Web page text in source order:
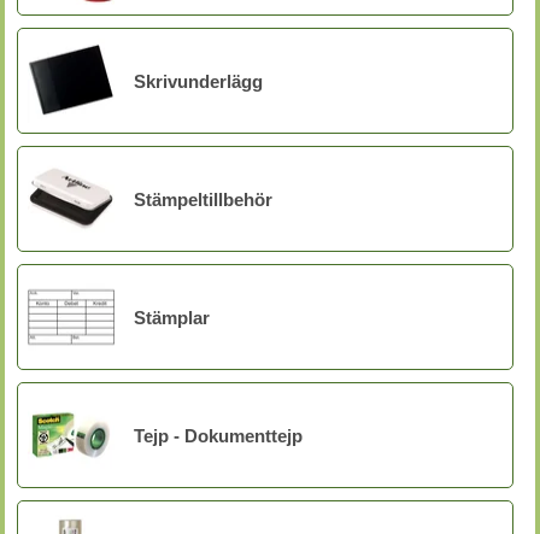
Skrivunderlägg
Stämpeltillbehör
Stämplar
Tejp - Dokumenttejp